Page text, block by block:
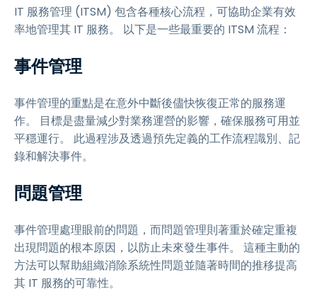
IT 服務管理 (ITSM) 包含各種核心流程，可協助企業有效
率地管理其 IT 服務。 以下是一些最重要的 ITSM 流程：
事件管理
事件管理的重點是在意外中斷後儘快恢復正常的服務運
作。 目標是盡量減少對業務運營的影響，確保服務可用並
平穩運行。 此過程涉及透過預先定義的工作流程識別、記
錄和解決事件。
問題管理
事件管理處理眼前的問題，而問題管理則著重於確定重複
出現問題的根本原因，以防止未來發生事件。 這種主動的
方法可以幫助組織消除系統性問題並隨著時間的推移提高
其 IT 服務的可靠性。